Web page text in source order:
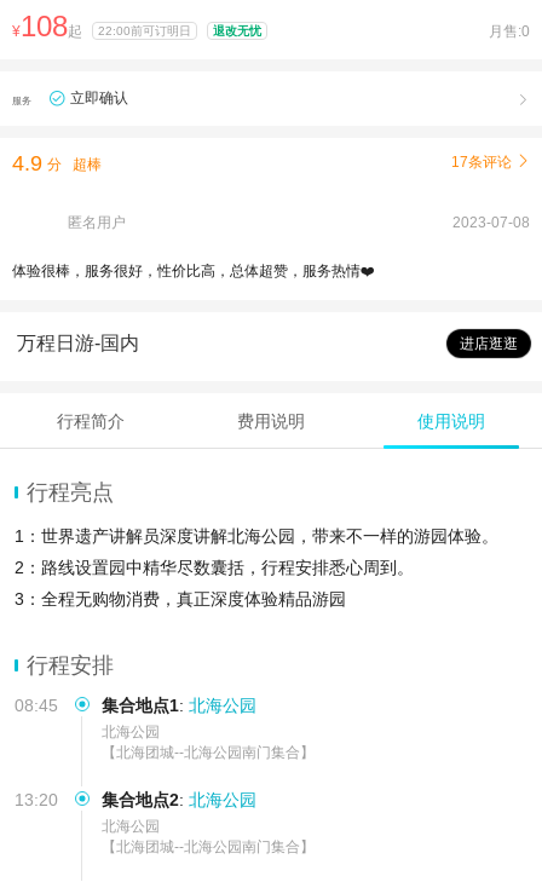
¥108起 22:00前可订明日 退改无忧 月售:0
服务 立即确认 
4.9 分 超棒 17条评论 
匿名用户 2023-07-08
体验很棒，服务很好，性价比高，总体超赞，服务热情❤️
万程日游-国内 进店逛逛
行程简介 费用说明 使用说明
行程亮点
1：世界遗产讲解员深度讲解北海公园，带来不一样的游园体验。
2：路线设置园中精华尽数囊括，行程安排悉心周到。
3：全程无购物消费，真正深度体验精品游园
行程安排
08:45 集合地点1: 北海公园
北海公园
【北海团城--北海公园南门集合】
13:20 集合地点2: 北海公园
北海公园
【北海团城--北海公园南门集合】